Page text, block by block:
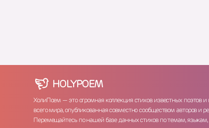
HOLYPOEM
ХолиПоем — это огромная коллекция стихов известных поэтов и
всего мира, опубликованная совместно сообществом авторов и
Перемещайтесь по нашей базе данных стихов по темам,